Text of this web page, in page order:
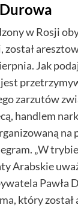
w Rosji
Jak
zarzutów
handlem
na
„W
Arabskie
Pawła
który